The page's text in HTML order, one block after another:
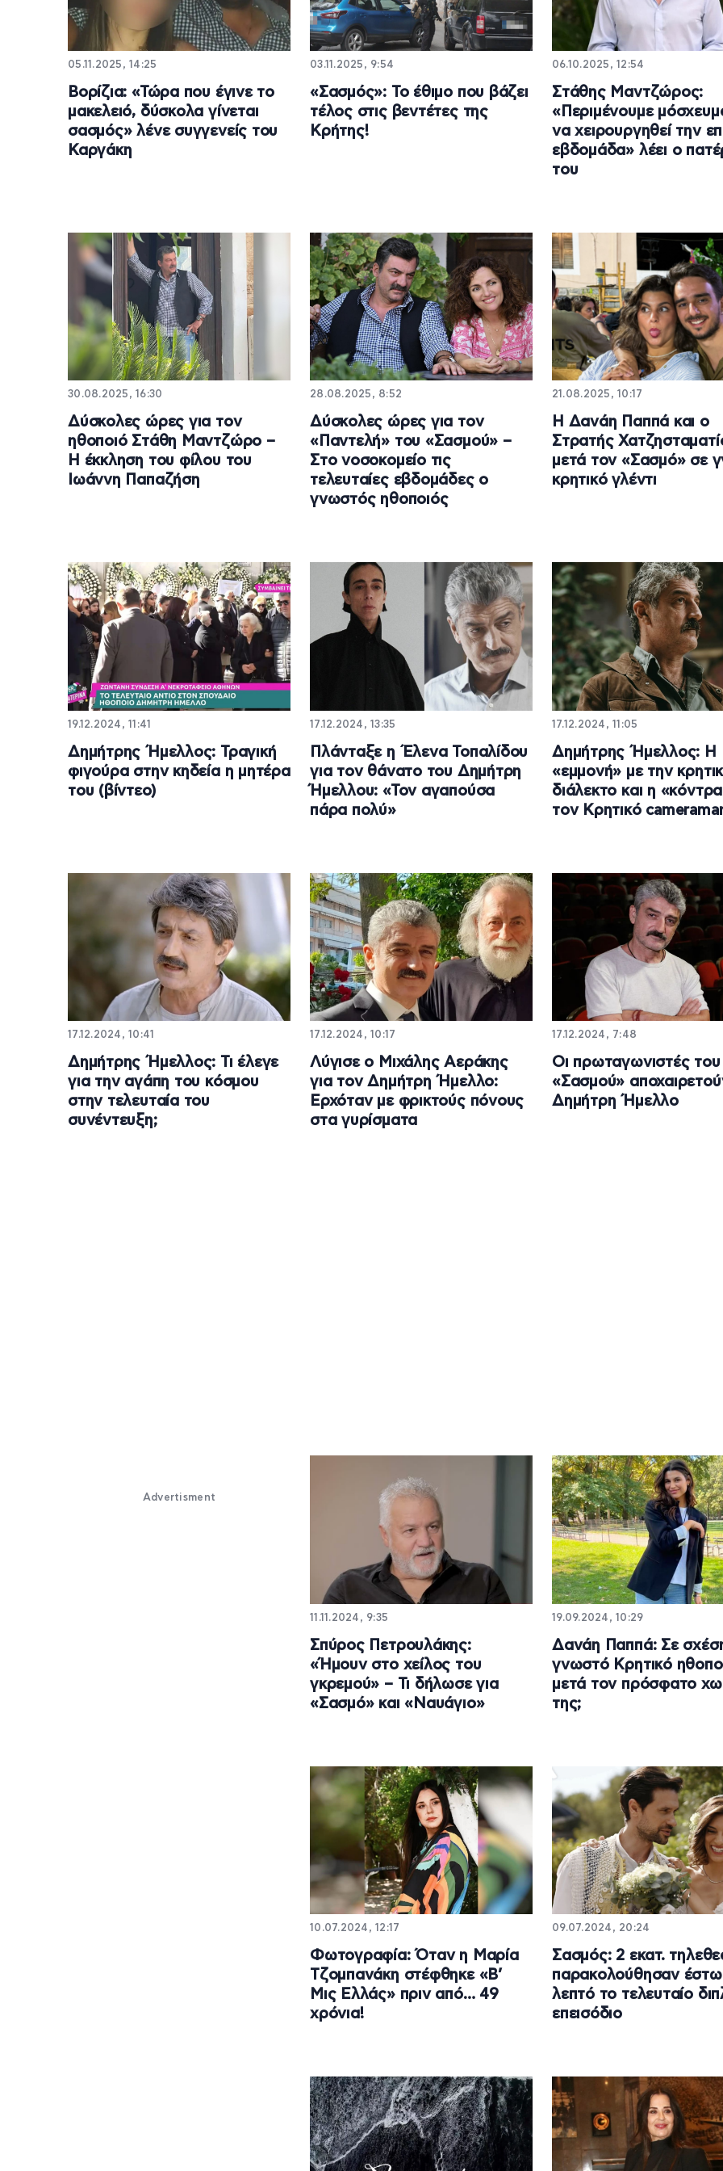
05.11.2025, 14:25
Βορίζια: «Τώρα που έγινε το
μακελειό, δύσκολα γίνεται
σασμός» λένε συγγενείς του
Καργάκη
03.11.2025, 9:54
«Σασμός»: Το έθιμο που βάζει
τέλος στις βεντέτες της
Κρήτης!
06.10.2025, 12:54
Στάθης Μαντζώρος:
«Περιμένουμε
να χειρουργηθεί την
εβδομάδα» λέει ο
του
30.08.2025, 16:30
Δύσκολες ώρες για τον
ηθοποιό Στάθη Μαντζώρο –
Η έκκληση του φίλου του
Ιωάννη Παπαζήση
28.08.2025, 8:52
Δύσκολες ώρες για τον
«Παντελή» του «Σασμού» –
Στο νοσοκομείο τις
τελευταίες εβδομάδες ο
γνωστός ηθοποιός
21.08.2025, 10:17
Η Δανάη Παππά και ο
Στρατής
μετά τον «Σασμό» σε
κρητικό γλέντι
19.12.2024, 11:41
Δημήτρης Ήμελλος: Τραγική
φιγούρα στην κηδεία η μητέρα
του (βίντεο)
17.12.2024, 13:35
Πλάνταξε η Έλενα Τοπαλίδου
για τον θάνατο του Δημήτρη
Ήμελλου: «Τον αγαπούσα
πάρα πολύ»
17.12.2024, 11:05
Δημήτρης Ήμελλος: Η
«εμμονή» με την
διάλεκτο και η
τον Κρητικό
17.12.2024, 10:41
Δημήτρης Ήμελλος: Τι έλεγε
για την αγάπη του κόσμου
στην τελευταία του
συνέντευξη;
17.12.2024, 10:17
Λύγισε ο Μιχάλης Αεράκης
για τον Δημήτρη Ήμελλο:
Ερχόταν με φρικτούς πόνους
στα γυρίσματα
17.12.2024, 7:48
Οι πρωταγωνιστές του
«Σασμού»
Δημήτρη Ήμελλο
Advertisment
11.11.2024, 9:35
Σπύρος Πετρουλάκης:
«Ήμουν στο χείλος του
γκρεμού» – Τι δήλωσε για
«Σασμό» και «Ναυάγιο»
19.09.2024, 10:29
Δανάη Παππά: Σε
γνωστό Κρητικό
μετά τον πρόσφατο
της;
10.07.2024, 12:17
Φωτογραφία: Όταν η Μαρία
Τζομπανάκη στέφθηκε «Β’
Μις Ελλάς» πριν από… 49
χρόνια!
09.07.2024, 20:24
Σασμός: 2 εκατ.
παρακολούθησαν έστω
λεπτό το τελευταίο
επεισόδιο